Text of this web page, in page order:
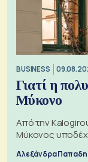
BUSINESS
Γιατί η
Μύκονο
Από την
Μύκονος
Αλεξάνδρα